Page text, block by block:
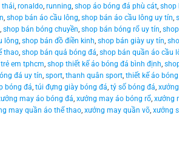
thái, ronaldo, running, shop áo bóng đá phù cát, shop
, shop bán áo cầu lông, shop bán áo cầu lông uy tín,
, shop bán bóng chuyền, shop bán bóng rổ uy tín,
lông, shop bán đồ điền kinh, shop bán giày uy tín,
thao, shop bán quả bóng đá, shop bán quần áo cầu
em tphcm, shop thiết kế áo bóng đá bình định,
đá uy tín, sport, thanh quân sport, thiết kế áo
bóng đá, túi đựng giày bóng đá, tỷ số bóng đá,
may áo bóng đá, xưởng may áo bóng rổ, xưởng
may quần áo thể thao, xưởng may quần võ, xưởng